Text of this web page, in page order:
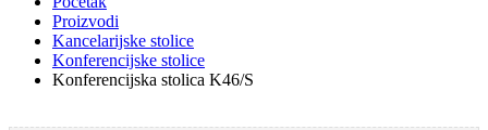
Proizvodi
Kancelarijske stolice
Konferencijske stolice
Konferencijska stolica K46/S